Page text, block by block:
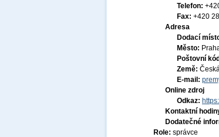
Telefon:
Fax: +420
Adresa
Dodací
Město:
Poštovní
Země:
E-mail:
Online zdroj
Odkaz:
Kontaktní
Dodatečné
Role: správce